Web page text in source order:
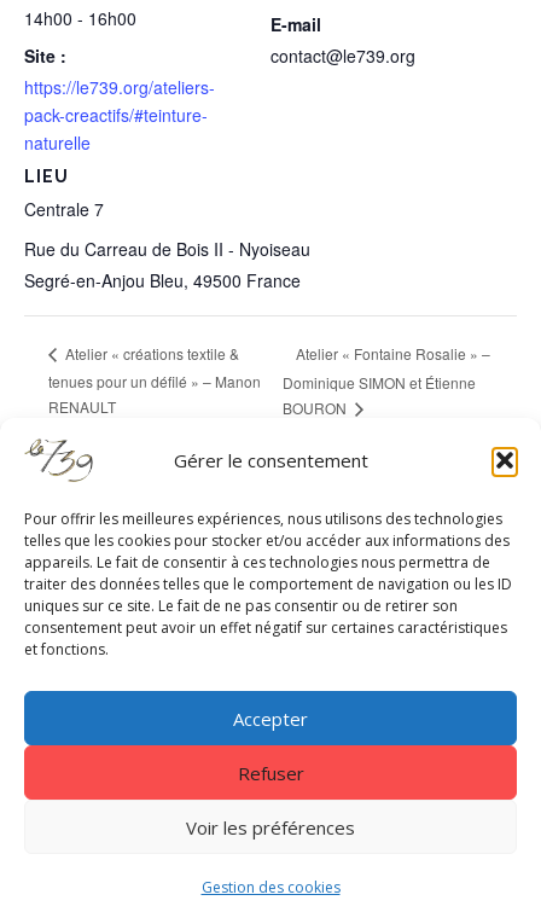
Gérer le consentement
Pour offrir les meilleures expériences, nous utilisons des technologies
telles que les cookies pour stocker et/ou accéder aux informations des
appareils. Le fait de consentir à ces technologies nous permettra de
traiter des données telles que le comportement de navigation ou les ID
uniques sur ce site. Le fait de ne pas consentir ou de retirer son
consentement peut avoir un effet négatif sur certaines caractéristiques
et fonctions.
Accepter
Refuser
Voir les préférences
Gestion des cookies
14h00 - 16h00
Site :
https://le739.org/ateliers-
pack-creactifs/#teinture-
naturelle
LIEU
Centrale 7
Rue du Carreau de Bois II - Nyoiseau
Segré-en-Anjou Bleu, 49500 France
E-mail
contact@le739.org
Atelier « créations textile &
tenues pour un défilé » – Manon
RENAULT
Atelier « Fontaine Rosalie » –
Dominique SIMON et Étienne
BOURON
RESTEZ À JOUR
EnVol Formations|Gestion des cookies
Mentions légales - Politique de confidentialité